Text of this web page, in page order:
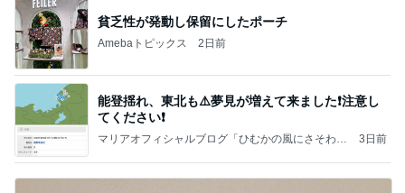
貧乏性が発動し保留にしたポーチ
Amebaトピックス 2日前
能登揺れ、東北も⚠️夢見が増えて来ました❗️注意し
てください❗️
マリアオフィシャルブログ「ひむかの風にさそわれ
3日前